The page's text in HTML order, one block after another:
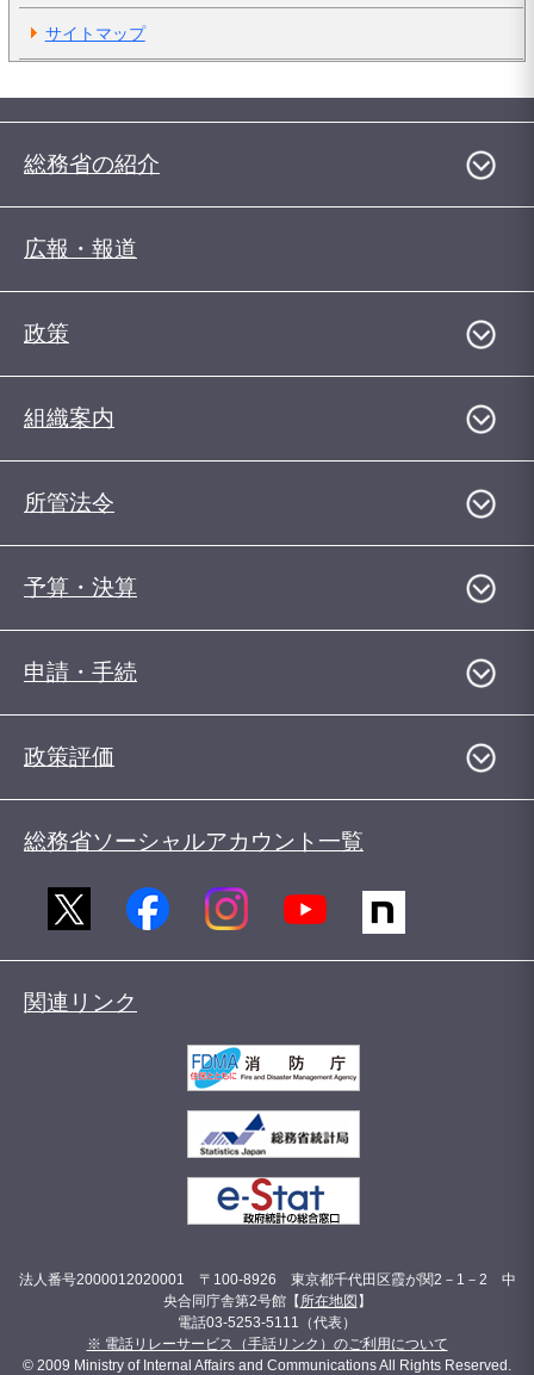
サイトマップ
総務省の紹介
広報・報道
政策
組織案内
所管法令
予算・決算
申請・手続
政策評価
総務省ソーシャルアカウント一覧
関連リンク
法人番号2000012020001 〒100-8926 東京都千代田区霞が関2－1－2 中
央合同庁舎第2号館【 所在地図 】
電話03-5253-5111（代表）
※ 電話リレーサービス（手話リンク）のご利用について
© 2009 Ministry of Internal Affairs and Communications All Rights Reserved.